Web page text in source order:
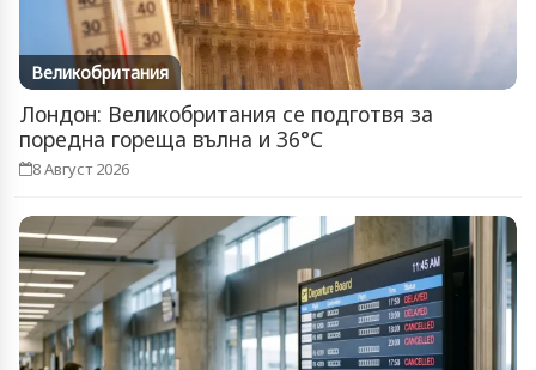
Великобритания
Лондон: Великобритания се подготвя за
поредна гореща вълна и 36°C
8 Август 2026